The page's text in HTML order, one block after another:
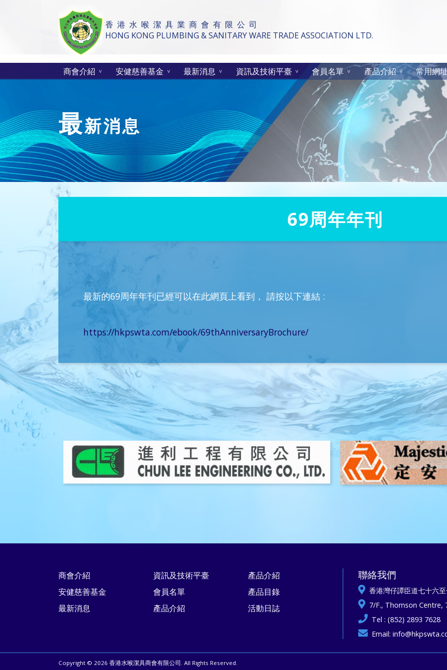
香 港 水 喉 潔 具 業 商 會 有 限 公 司
HONG KONG PLUMBING & SANITARY WARE TRADE ASSOCIATION LTD.
商會介紹 安健慈善基金 最新消息 資訊及技術平臺 會員名單 產品介紹 常用網
最新消息
69周年年刊
最新的69周年年刊已經可以在此網頁上看到， 請按以下連結 :
https://hkpswta.com/ebook/69thAnniversaryBrochure/
商會介紹
安健慈善基金
最新消息
資訊及技術平臺
會員名單
產品介紹
產品介紹
產品目錄
活動日誌
聯絡我們
香港灣仔譚臣道七十六
7/F., Thomson Centre,
Tel : (852) 2893 7628
Email:
Copyright © 2026 香港水喉潔具商會有限公司. All Rights Reserved.